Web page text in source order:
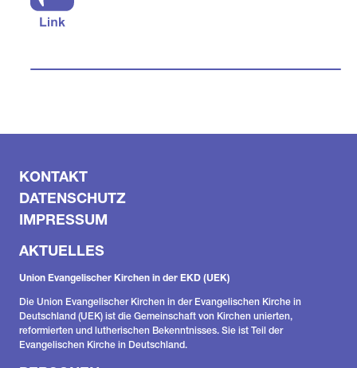
KONTAKT
DATENSCHUTZ
IMPRESSUM
AKTUELLES
Union Evangelischer Kirchen in der EKD (UEK)
Die Union Evangelischer Kirchen in der Evangelischen Kirche in
Deutschland (UEK) ist die Gemeinschaft von Kirchen unierten,
reformierten und lutherischen Bekenntnisses. Sie ist Teil der
Evangelischen Kirche in Deutschland.